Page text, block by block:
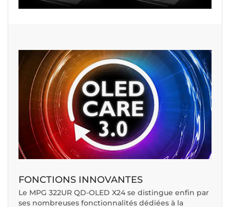
FONCTIONS INNOVANTES
Le MPG 322UR QD-OLED X24 se distingue enfin par
ses nombreuses fonctionnalités dédiées à la